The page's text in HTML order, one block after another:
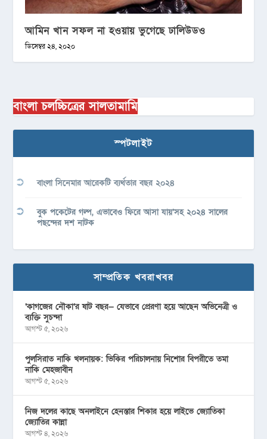
আমিন খান সফল না হওয়ায় ভুগেছে ঢালিউডও
ডিসেম্বর ২৪, ২০২০
বাংলা চলচ্চিত্রের সালতামামি
স্পটলাইট
বাংলা সিনেমার আরেকটি ব্যর্থতার বছর ২০২৪
বুক পকেটের গল্প, এভাবেও ফিরে আসা যায়’সহ ২০২৪ সালের
পছন্দের দশ নাটক
সাম্প্রতিক খবরাখবর
‘কাগজের নৌকা’র ষাট বছর— যেভাবে প্রেরণা হয়ে আছেন অভিনেত্রী ও
ব্যক্তি সুচন্দা
আগস্ট ৫, ২০২৬
পুলসিরাত নাকি খলনায়ক: ভিকির পরিচালনায় নিশোর বিপরীতে তমা
নাকি মেহজাবীন
আগস্ট ৫, ২০২৬
নিজ দলের কাছে অনলাইনে হেনস্তার শিকার হয়ে লাইভে জ্যোতিকা
জ্যোতির কান্না
আগস্ট ৪, ২০২৬